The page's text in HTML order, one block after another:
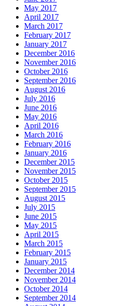
May 2017
April 2017
March 2017
February 2017
January 2017
December 2016
November 2016
October 2016
September 2016
August 2016
July 2016
June 2016
May 2016
April 2016
March 2016
February 2016
January 2016
December 2015
November 2015
October 2015
September 2015
August 2015
July 2015
June 2015
May 2015
April 2015
March 2015
February 2015
January 2015
December 2014
November 2014
October 2014
September 2014